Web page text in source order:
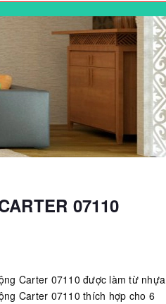
07110
Carter 07110 được làm từ nhựa
Carter 07110 thích hợp cho 6